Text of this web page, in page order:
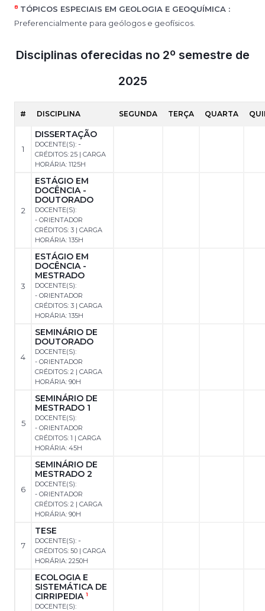
8 TÓPICOS ESPECIAIS EM GEOLOGIA E GEOQUÍMICA :
Preferencialmente para geólogos e geofísicos.
Disciplinas oferecidas no 2º semestre de
2025
# DISCIPLINA SEGUNDA TERÇA QUARTA
1
DISSERTAÇÃO
DOCENTE(S): -
CRÉDITOS: 25 | CARGA
HORÁRIA: 1125H
2
ESTÁGIO EM
DOCÊNCIA -
DOUTORADO
DOCENTE(S):
- ORIENTADOR
CRÉDITOS: 3 | CARGA
HORÁRIA: 135H
3
ESTÁGIO EM
DOCÊNCIA -
MESTRADO
DOCENTE(S):
- ORIENTADOR
CRÉDITOS: 3 | CARGA
HORÁRIA: 135H
4
SEMINÁRIO DE
DOUTORADO
DOCENTE(S):
- ORIENTADOR
CRÉDITOS: 2 | CARGA
HORÁRIA: 90H
5
SEMINÁRIO DE
MESTRADO 1
DOCENTE(S):
- ORIENTADOR
CRÉDITOS: 1 | CARGA
HORÁRIA: 45H
6
SEMINÁRIO DE
MESTRADO 2
DOCENTE(S):
- ORIENTADOR
CRÉDITOS: 2 | CARGA
HORÁRIA: 90H
7
TESE
DOCENTE(S): -
CRÉDITOS: 50 | CARGA
HORÁRIA: 2250H
ECOLOGIA E
SISTEMÁTICA DE
CIRRIPEDIA 1
DOCENTE(S):